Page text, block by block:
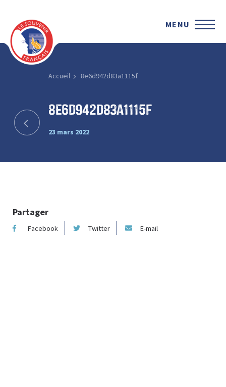
MENU
Accueil 8e6d942d83a1115f
8e6d942d83a1115f
23 mars 2022
Partager
Facebook Twitter E-mail